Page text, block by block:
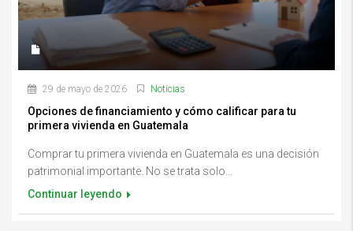
29 de mayo de 2026 Noticias
Opciones de financiamiento y cómo calificar para tu
primera vivienda en Guatemala
Comprar tu primera vivienda en Guatemala es una decisión
patrimonial importante. No se trata solo...
Continuar leyendo